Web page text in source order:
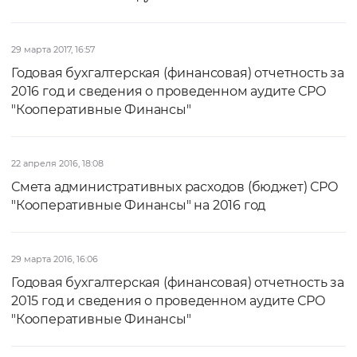
29 марта 2017, 16:57
Годовая бухгалтерская (финансовая) отчетность за
2016 год и сведения о проведенном аудите СРО
"Кооперативные Финансы"
22 апреля 2016, 18:08
Смета административных расходов (бюджет) СРО
"Кооперативные Финансы" на 2016 год
29 марта 2016, 16:06
Годовая бухгалтерская (финансовая) отчетность за
2015 год и сведения о проведенном аудите СРО
"Кооперативные Финансы"